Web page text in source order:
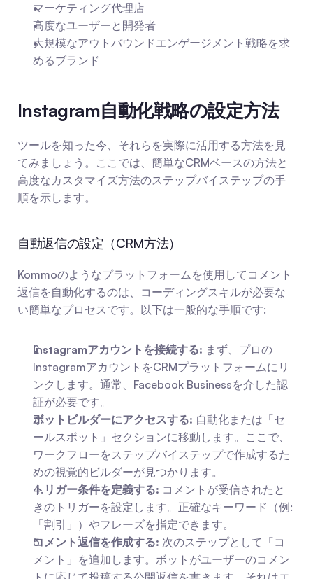
マーケティング代理店
高度なユーザーと開発者
大規模なアウトバウンドエンゲージメント戦略を求
めるブランド
Instagram自動化戦略の設定方法
ツールを知った今、それらを実際に活用する方法を見
てみましょう。ここでは、簡単なCRMベースの方法と
高度なカスタマイズ方法のステップバイステップの手
順を示します。
自動返信の設定（CRM方法）
Kommoのようなプラットフォームを使用してコメント
返信を自動化するのは、コーディングスキルが必要な
い簡単なプロセスです。以下は一般的な手順です:
Instagramアカウントを接続する: まず、プロの
InstagramアカウントをCRMプラットフォームにリ
ンクします。通常、Facebook Businessを介した認
証が必要です。
ボットビルダーにアクセスする: 自動化または「セ
ールスボット」セクションに移動します。ここで、
ワークフローをステップバイステップで作成するた
めの視覚的ビルダーが見つかります。
トリガー条件を定義する: コメントが受信されたと
きのトリガーを設定します。正確なキーワード（例:
「割引」）やフレーズを指定できます。
コメント返信を作成する: 次のステップとして「コ
メント」を追加します。ボットがユーザーのコメン